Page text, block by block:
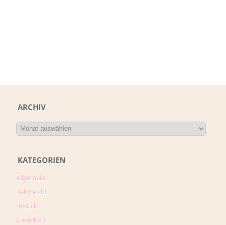
ARCHIV
KATEGORIEN
Allgemein
Babyleicht
Bestickt
Coverlock